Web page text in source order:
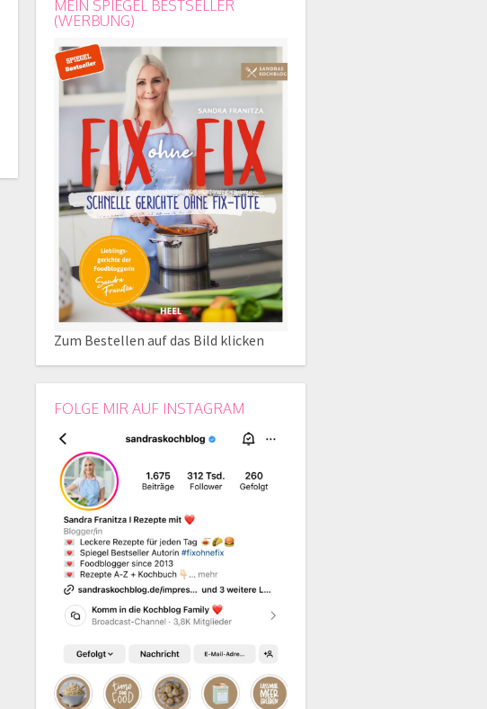
MEIN SPIEGEL BESTSELLER
(WERBUNG)
Zum Bestellen auf das Bild klicken
FOLGE MIR AUF INSTAGRAM